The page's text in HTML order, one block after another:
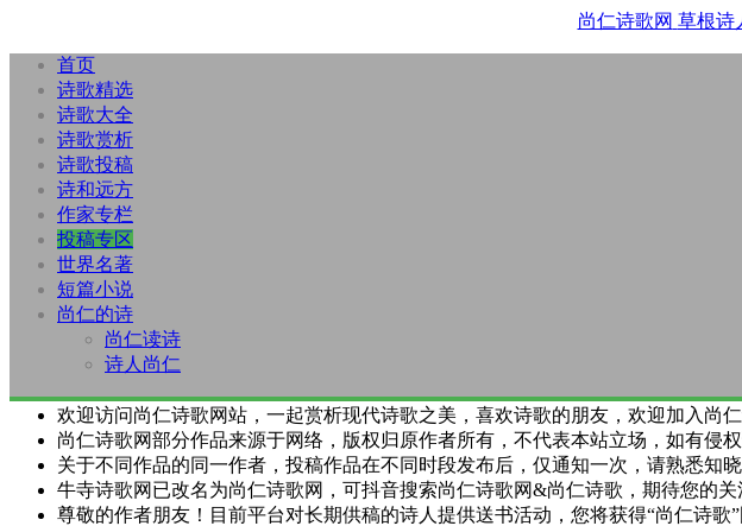
尚仁诗歌网 草根诗
首页
诗歌精选
诗歌大全
诗歌赏析
诗歌投稿
诗和远方
作家专栏
投稿专区
世界名著
短篇小说
尚仁的诗
尚仁读诗
诗人尚仁
欢迎访问尚仁诗歌网站，一起赏析现代诗歌之美，喜欢诗歌的朋友，欢迎加入尚仁
尚仁诗歌网部分作品来源于网络，版权归原作者所有，不代表本站立场，如有侵
关于不同作品的同一作者，投稿作品在不同时段发布后，仅通知一次，请熟悉知
牛寺诗歌网已改名为尚仁诗歌网，可抖音搜索尚仁诗歌网&尚仁诗歌，期待您的关
尊敬的作者朋友！目前平台对长期供稿的诗人提供送书活动，您将获得“尚仁诗